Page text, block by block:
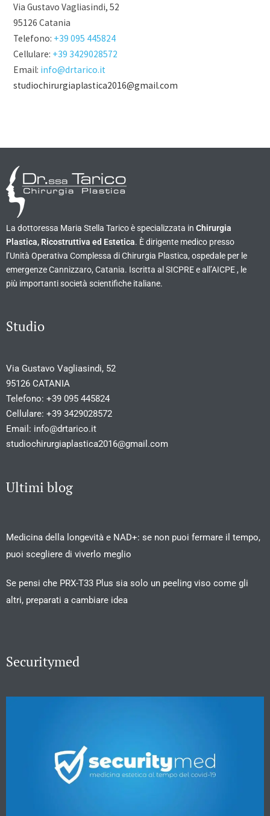
Via Gustavo Vagliasindi, 52
95126 Catania
Telefono: +39 095 445824
Cellulare: +39 3429028572
Email: info@drtarico.it
studiochirurgiaplastica2016@gmail.com
La dottoressa Maria Stella Tarico è specializzata in Chirurgia
Plastica, Ricostruttiva ed Estetica. È dirigente medico presso
l’Unità Operativa Complessa di Chirurgia Plastica, ospedale per le
emergenze Cannizzaro, Catania. Iscritta al SICPRE e all’AICPE , le
più importanti società scientifiche italiane.
Studio
Via Gustavo Vagliasindi, 52
95126 CATANIA
Telefono: +39 095 445824
Cellulare: +39 3429028572
Email: info@drtarico.it
studiochirurgiaplastica2016@gmail.com
Ultimi blog
Medicina della longevità e NAD+: se non puoi fermare il tempo,
puoi scegliere di viverlo meglio
Se pensi che PRX-T33 Plus sia solo un peeling viso come gli
altri, preparati a cambiare idea
Securitymed